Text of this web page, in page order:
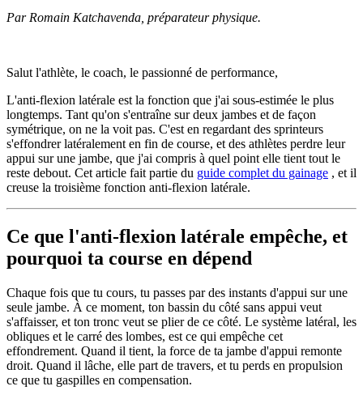
Par Romain Katchavenda, préparateur physique.
Salut l'athlète, le coach, le passionné de performance,
L'anti-flexion latérale est la fonction que j'ai sous-estimée le plus
longtemps. Tant qu'on s'entraîne sur deux jambes et de façon
symétrique, on ne la voit pas. C'est en regardant des sprinteurs
s'effondrer latéralement en fin de course, et des athlètes perdre leur
appui sur une jambe, que j'ai compris à quel point elle tient tout le
reste debout. Cet article fait partie du guide complet du gainage , et il
creuse la troisième fonction anti-flexion latérale.
Ce que l'anti-flexion latérale empêche, et
pourquoi ta course en dépend
Chaque fois que tu cours, tu passes par des instants d'appui sur une
seule jambe. À ce moment, ton bassin du côté sans appui veut
s'affaisser, et ton tronc veut se plier de ce côté. Le système latéral, les
obliques et le carré des lombes, est ce qui empêche cet
effondrement. Quand il tient, la force de ta jambe d'appui remonte
droit. Quand il lâche, elle part de travers, et tu perds en propulsion
ce que tu gaspilles en compensation.